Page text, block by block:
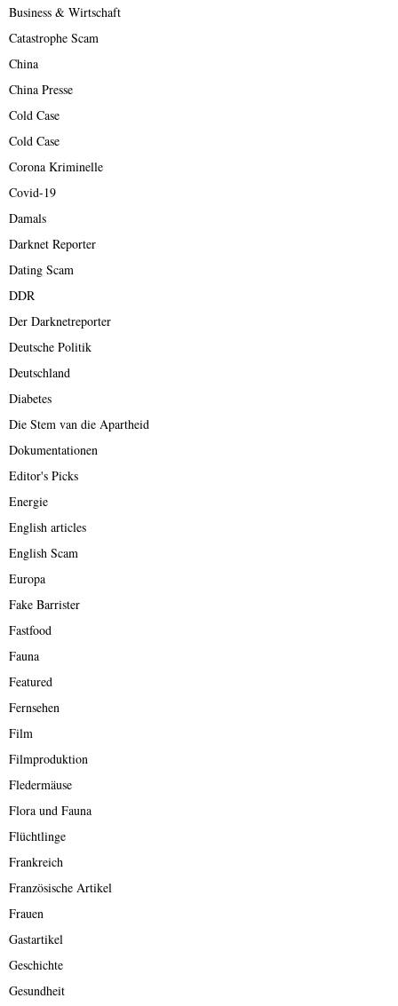
Business & Wirtschaft
Catastrophe Scam
China
China Presse
Cold Case
Cold Case
Corona Kriminelle
Covid-19
Damals
Darknet Reporter
Dating Scam
DDR
Der Darknetreporter
Deutsche Politik
Deutschland
Diabetes
Die Stem van die Apartheid
Dokumentationen
Editor's Picks
Energie
English articles
English Scam
Europa
Fake Barrister
Fastfood
Fauna
Featured
Fernsehen
Film
Filmproduktion
Fledermäuse
Flora und Fauna
Flüchtlinge
Frankreich
Französische Artikel
Frauen
Gastartikel
Geschichte
Gesundheit